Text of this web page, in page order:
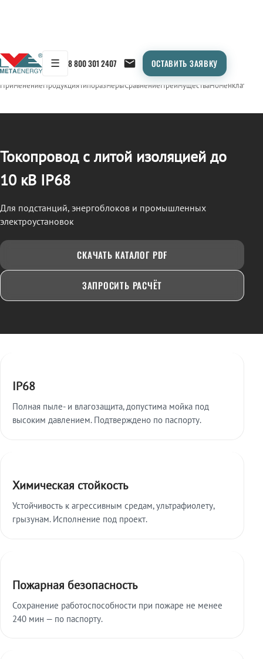
☰ 8 800 301 2407 ОСТАВИТЬ ЗАЯВКУ
← Продукция/ТОКОПРОВОД
ПрименениеПродукцияТипоразмерыСравнениеПреимуществаНоменклатура
Токопровод с литой изоляцией до
10 кВ IP68
Для подстанций, энергоблоков и промышленных
электроустановок
СКАЧАТЬ КАТАЛОГ PDF
ЗАПРОСИТЬ РАСЧЁТ
IP68
Полная пыле- и влагозащита, допустима мойка под
высоким давлением. Подтверждено по паспорту.
Химическая стойкость
Устойчивость к агрессивным средам, ультрафиолету,
грызунам. Исполнение под проект.
Пожарная безопасность
Сохранение работоспособности при пожаре не менее
240 мин — по паспорту.